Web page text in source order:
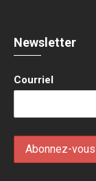
Newsletter
Courriel